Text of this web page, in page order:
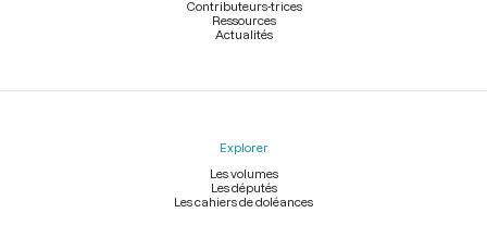
Contributeurs-trices
Ressources
Actualités
Explorer
Les volumes
Les députés
Les cahiers de doléances